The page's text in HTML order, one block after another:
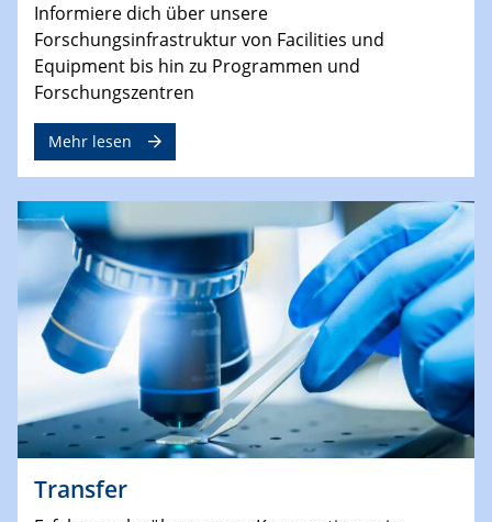
Informiere dich über unsere
Forschungsinfrastruktur von Facilities und
Equipment bis hin zu Programmen und
Forschungszentren
Mehr lesen
Transfer